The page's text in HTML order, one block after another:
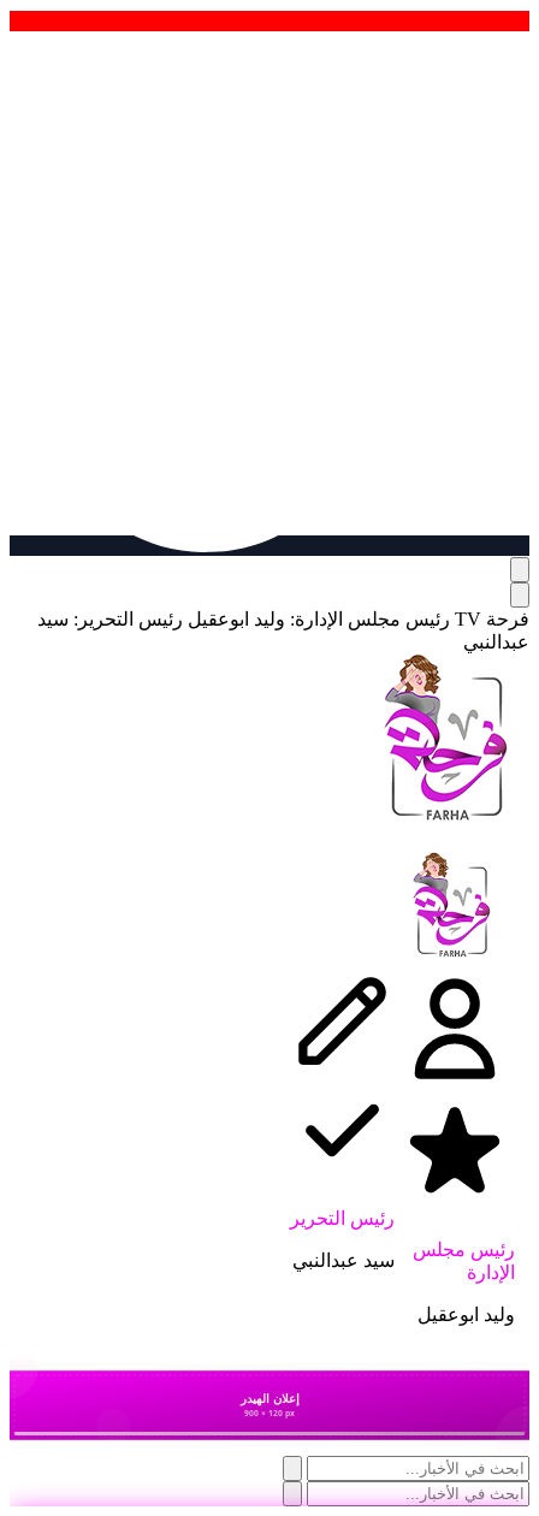
فرحة TV رئيس مجلس الإدارة: وليد ابوعقيل رئيس التحرير: سيد
عبدالنبي
رئيس مجلس
الإدارة
وليد ابوعقيل
رئيس التحرير
سيد عبدالنبي